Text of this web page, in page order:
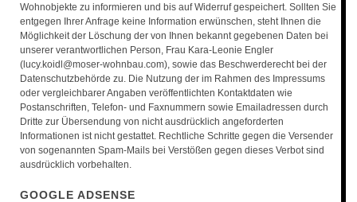
Wohnobjekte zu informieren und bis auf Widerruf gespeichert. Sollten Sie
entgegen Ihrer Anfrage keine Information erwünschen, steht Ihnen die
Möglichkeit der Löschung der von Ihnen bekannt gegebenen Daten bei
unserer verantwortlichen Person, Frau Kara-Leonie Engler
(lucy.koidl@moser-wohnbau.com), sowie das Beschwerderecht bei der
Datenschutzbehörde zu. Die Nutzung der im Rahmen des Impressums
oder vergleichbarer Angaben veröffentlichten Kontaktdaten wie
Postanschriften, Telefon- und Faxnummern sowie Emailadressen durch
Dritte zur Übersendung von nicht ausdrücklich angeforderten
Informationen ist nicht gestattet. Rechtliche Schritte gegen die Versender
von sogenannten Spam-Mails bei Verstößen gegen dieses Verbot sind
ausdrücklich vorbehalten.
GOOGLE ADSENSE